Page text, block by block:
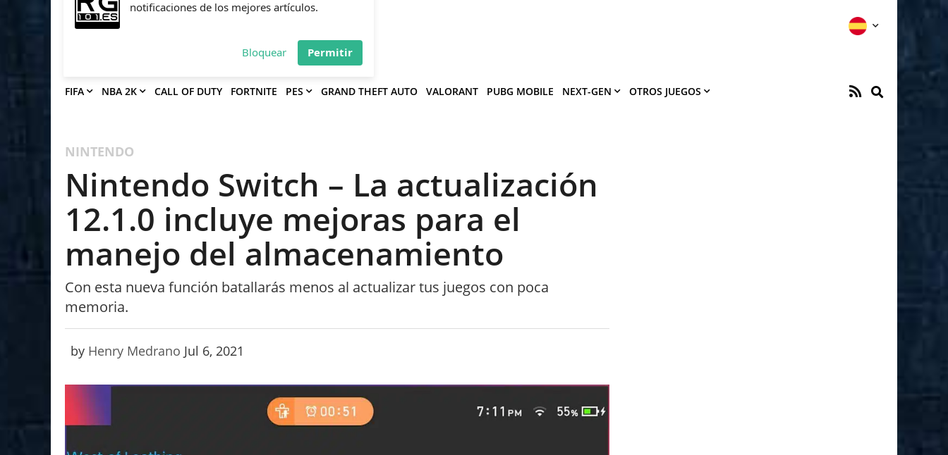
FIFA NBA 2K CALL OF DUTY FORTNITE PES GRAND THEFT AUTO VALORANT PUBG MOBILE NEXT-GEN OTROS JUEGOS
NINTENDO
Nintendo Switch – La actualización
12.1.0 incluye mejoras para el
manejo del almacenamiento
Con esta nueva función batallarás menos al actualizar tus juegos con poca
memoria.
by Henry Medrano Jul 6, 2021